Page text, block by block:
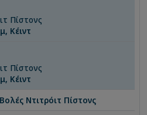
Πίστονς
Κέιντ
Πίστονς
Κέιντ
Ντιτρόιτ Πίστονς